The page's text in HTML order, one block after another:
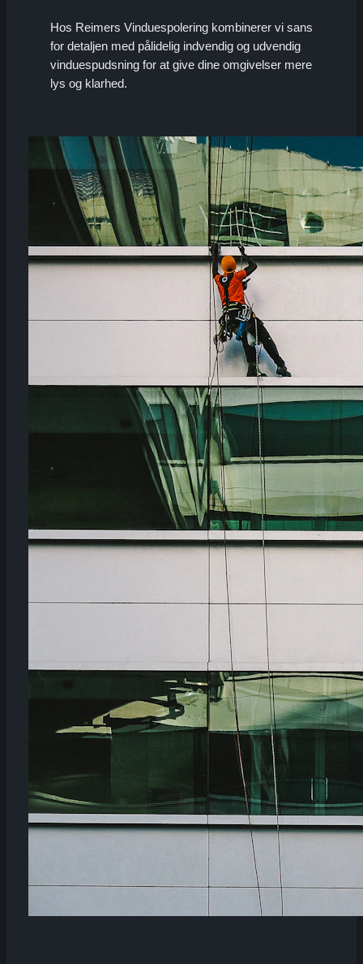
Hos Reimers Vinduespolering kombinerer vi sans
for detaljen med pålidelig indvendig og udvendig
vinduespudsning for at give dine omgivelser mere
lys og klarhed.